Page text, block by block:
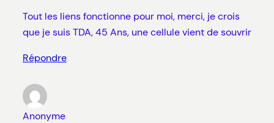
Tout les liens fonctionne pour moi, merci, je crois
que je suis TDA, 45 Ans, une cellule vient de souvrir
Répondre
Anonyme